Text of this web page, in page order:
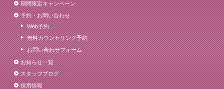
期間限定キャンペーン
予約・お問い合わせ
Web予約
無料カウンセリング予約
お問い合わせフォーム
お知らせ一覧
スタッフブログ
採用情報